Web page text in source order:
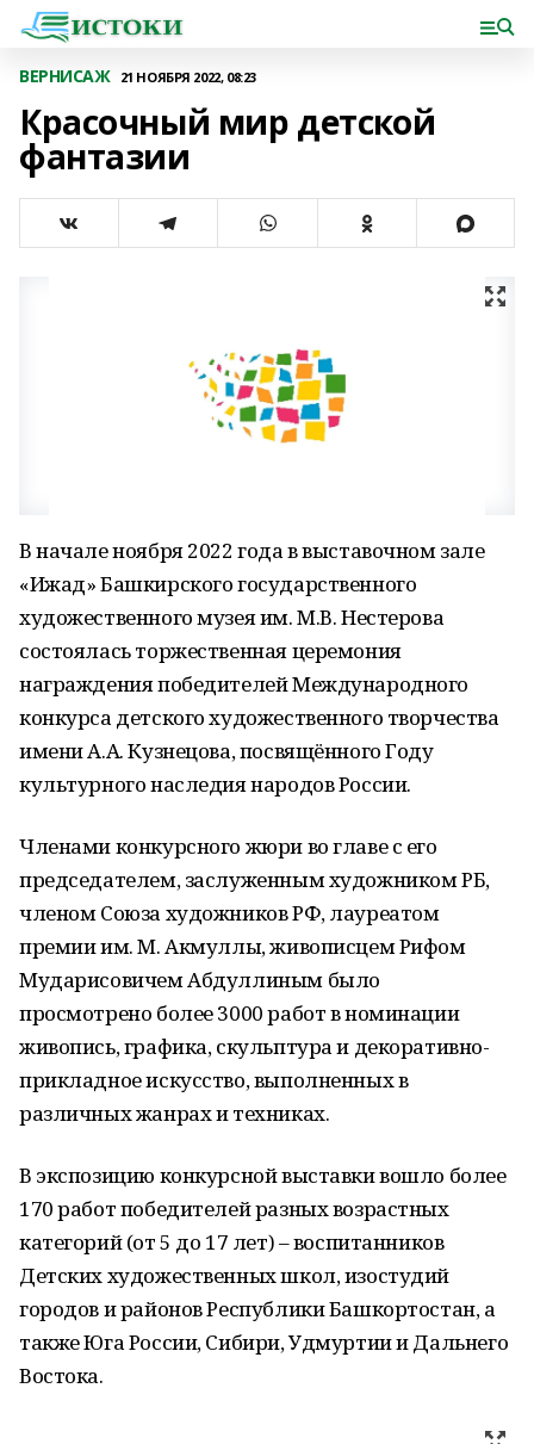
ВЕРНИСАЖ 21 НОЯБРЯ 2022, 08:23
Красочный мир детской
фантазии
В начале ноября 2022 года в выставочном зале
«Ижад» Башкирского государственного
художественного музея им. М.В. Нестерова
состоялась торжественная церемония
награждения победителей Международного
конкурса детского художественного творчества
имени А.А. Кузнецова, посвящённого Году
культурного наследия народов России.
Членами конкурсного жюри во главе с его
председателем, заслуженным художником РБ,
членом Союза художников РФ, лауреатом
премии им. М. Акмуллы, живописцем Рифом
Мударисовичем Абдуллиным было
просмотрено более 3000 работ в номинации
живопись, графика, скульптура и декоративно-
прикладное искусство, выполненных в
различных жанрах и техниках.
В экспозицию конкурсной выставки вошло более
170 работ победителей разных возрастных
категорий (от 5 до 17 лет) – воспитанников
Детских художественных школ, изостудий
городов и районов Республики Башкортостан, а
также Юга России, Сибири, Удмуртии и Дальнего
Востока.